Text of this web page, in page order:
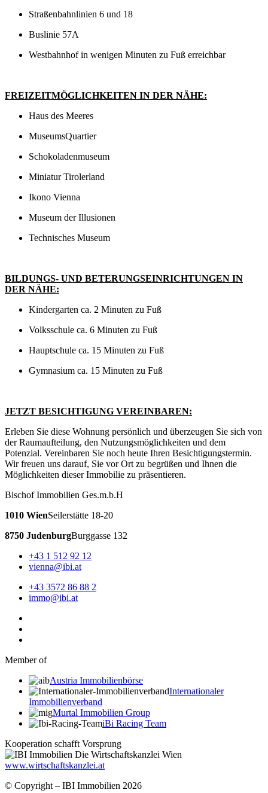
Straßenbahnlinien 6 und 18
Buslinie 57A
Westbahnhof in wenigen Minuten zu Fuß erreichbar
FREIZEITMÖGLICHKEITEN IN DER NÄHE:
Haus des Meeres
MuseumsQuartier
Schokoladenmuseum
Miniatur Tirolerland
Ikono Vienna
Museum der Illusionen
Technisches Museum
BILDUNGS- UND BETERUNGSEINRICHTUNGEN IN
DER NÄHE:
Kindergarten ca. 2 Minuten zu Fuß
Volksschule ca. 6 Minuten zu Fuß
Hauptschule ca. 15 Minuten zu Fuß
Gymnasium ca. 15 Minuten zu Fuß
JETZT BESICHTIGUNG VEREINBAREN:
Erleben Sie diese Wohnung persönlich und überzeugen Sie sich von
der Raumaufteilung, den Nutzungsmöglichkeiten und dem
Potenzial. Vereinbaren Sie noch heute Ihren Besichtigungstermin.
Wir freuen uns darauf, Sie vor Ort zu begrüßen und Ihnen die
Möglichkeiten dieser Immobilie zu präsentieren.
Bischof Immobilien Ges.m.b.H
1010 WienSeilerstätte 18-20
8750 JudenburgBurggasse 132
+43 1 512 92 12
vienna@ibi.at
+43 3572 86 88 2
immo@ibi.at
Member of
Austria Immobilienbörse
Internationaler
Immobilienverband
Murtal Immobilien Group
iBi Racing Team
Kooperation schafft Vorsprung
www.wirtschaftskanzlei.at
© Copyright – IBI Immobilien 2026